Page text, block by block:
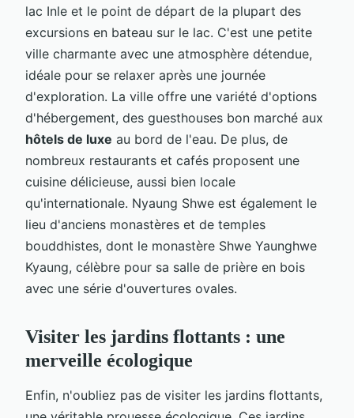
lac Inle et le point de départ de la plupart des
excursions en bateau sur le lac. C'est une petite
ville charmante avec une atmosphère détendue,
idéale pour se relaxer après une journée
d'exploration. La ville offre une variété d'options
d'hébergement, des guesthouses bon marché aux
hôtels de luxe au bord de l'eau. De plus, de
nombreux restaurants et cafés proposent une
cuisine délicieuse, aussi bien locale
qu'internationale. Nyaung Shwe est également le
lieu d'anciens monastères et de temples
bouddhistes, dont le monastère Shwe Yaunghwe
Kyaung, célèbre pour sa salle de prière en bois
avec une série d'ouvertures ovales.
Visiter les jardins flottants : une
merveille écologique
Enfin, n'oubliez pas de visiter les jardins flottants,